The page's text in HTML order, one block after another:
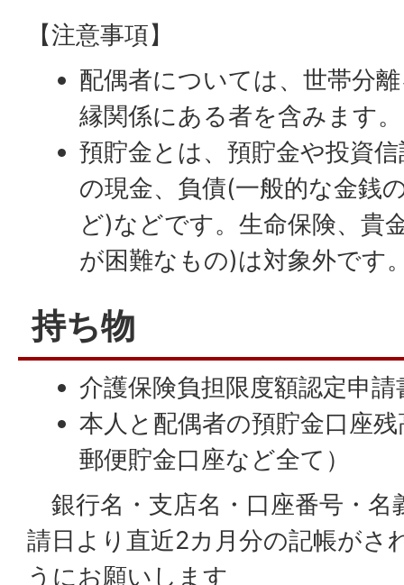
【注意事項】
配偶者については、世帯分
縁関係にある者を含みます。
預貯金とは、預貯金や投資
の現金、負債(一般的な金銭
ど)などです。生命保険、貴
が困難なもの)は対象外です
持ち物
介護保険負担限度額認定申
本人と配偶者の預貯金口座
郵便貯金口座など全て）
銀行名・支店名・口座番号・名
請日より直近2カ月分の記帳がさ
うにお願いします